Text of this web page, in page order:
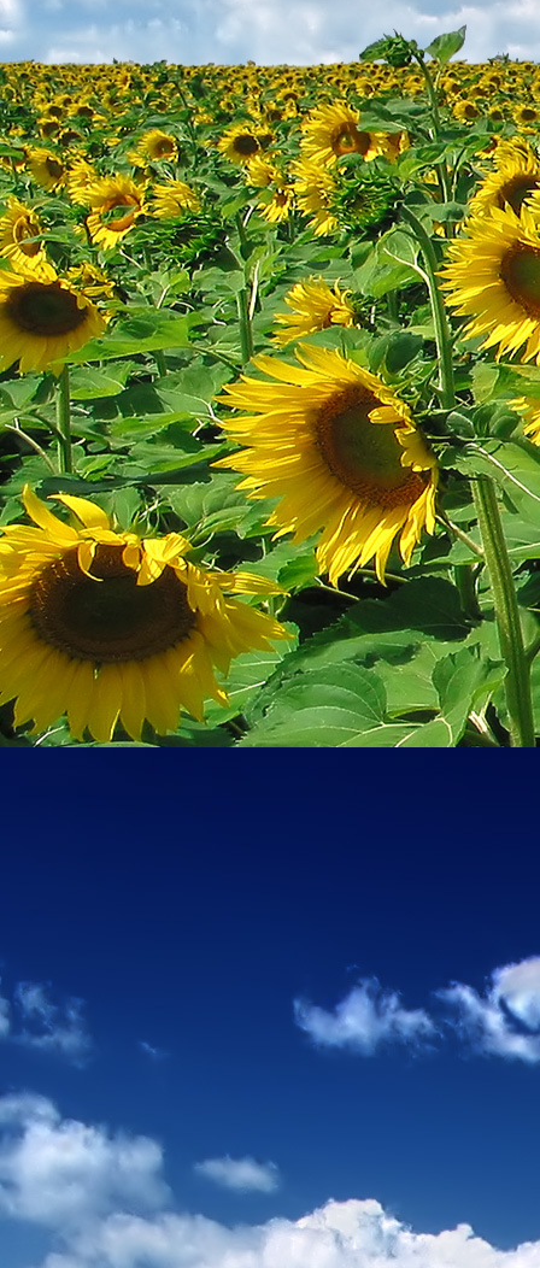
Lelkemet méltóvá kell tennem arra,
Hogy önmagát a szellem ruhájává
19. hét
Hogy emlékezetemmel titkon
Amit most újonnan magamba
S további törekvésem célja az
Hogy új erőre kapva ébresszen
Saját belső erőket lelkemben,
S létrejőve adjon át önmagamnak
20. hét
Csak most érzem, hogy saját létem
A kozmikus létezéstől eltávolodva
Magára maradna, önmagát
S ha csak olyan alapokra építene, ami
Akkor voltaképpen meg kellene ölnie
21. hét
Érzem, hogy egy külső termékenyítő
Megerősödve ad át önmagamnak
S érzem, hogy a csíra érlelődik,
És a sejtelem fénnyel telítve
Saját Énem erőihez bennem.
22. hét
A kozmikus messzeségekből fakadó
Nagy erővel bennünk él tovább:
A lélek belső fényévé válik,
És szellemi mélységekbe világít,
Hogy hozzon olyan gyümölcsöket,
Melyek a kozmikus Énből idővel
Emberi Énné érlelődnek.
Átadta önmagát nekem.
24. hét
Önmagát állandóan újrateremtve
Csak most tagozódhat belém
S ragyogva árasztja belső fényem